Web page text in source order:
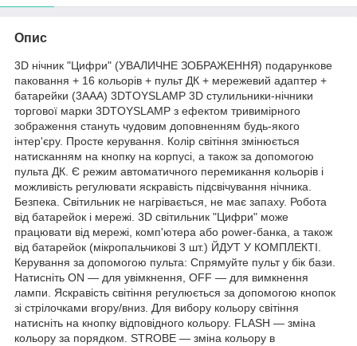
Опис
3D нічник "Цифри" (УВАЛИЧНЕ ЗОБРАЖЕННЯ) подарункове
паковання + 16 кольорів + пульт ДК + мережевий адаптер +
батарейки (3ААА) 3DTOYSLAMP 3D стулильники-нічники
торгової марки 3DTOYSLAMP з ефектом тривимірного
зображення стануть чудовим доповненням будь-якого
інтер'єру. Просте керування. Колір світіння змінюється
натисканням на кнопку на корпусі, а також за допомогою
пульта ДК. Є режим автоматичного перемикання кольорів і
можливість регулювати яскравість підсвічування нічника.
Безпека. Світильник не нагрівається, не має запаху. Робота
від батарейок і мережі. 3D світильник "Цифри" може
працювати від мережі, комп'ютера або power-банка, а також
від батарейок (мікропальчикові 3 шт.) ЙДУТ У КОМПЛЕКТІ.
Керування за допомогою пульта: Спрямуйте пульт у бік бази.
Натисніть ON — для увімкнення, OFF — для вимкнення
лампи. Яскравість світіння регулюється за допомогою кнопок
зі стрілочками вгору/вниз. Для вибору кольору світіння
натисніть на кнопку відповідного кольору. FLASH — зміна
кольору за порядком. STROBE — зміна кольору в